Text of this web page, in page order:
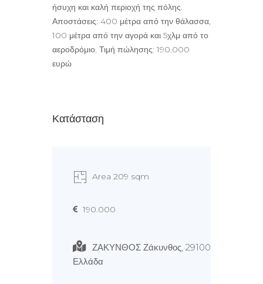
ήσυχη και καλή περιοχή της πόλης.
Αποστάσεις: 400 μέτρα από την θάλασσα,
100 μέτρα από την αγορά και 5χλμ από το
αεροδρόμιο. Τιμή πώλησης: 190.000
ευρώ
Κατάσταση
Area 209 sqm
190.000
ΖΑΚΥΝΘΟΣ Ζάκυνθος, 29100
Ελλάδα